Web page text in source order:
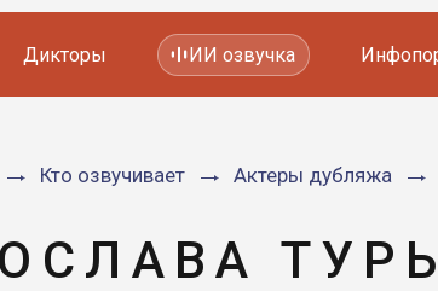
Мультфильмов
Дикторы ИИ озвучка
Кто озвучивает Актеры дубляжа